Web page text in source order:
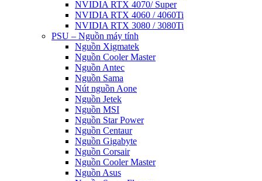
NVIDIA RTX 4070/ Super
NVIDIA RTX 4060 / 4060Ti
NVIDIA RTX 3080 / 3080Ti
PSU – Nguồn máy tính
Nguồn Xigmatek
Nguồn Cooler Master
Nguồn Antec
Nguồn Sama
Nút nguồn Aone
Nguồn Jetek
Nguồn MSI
Nguồn Star Power
Nguồn Centaur
Nguồn Gigabyte
Nguồn Corsair
Nguồn Cooler Master
Nguồn Asus